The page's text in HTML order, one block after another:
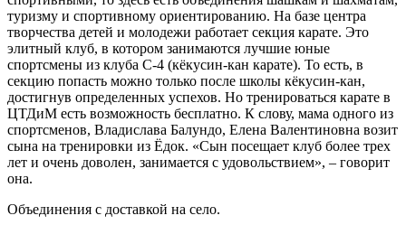
туризму и спортивному ориентированию. На базе центра
творчества детей и молодежи работает секция карате. Это
элитный клуб, в котором занимаются лучшие юные
спортсмены из клуба С-4 (кёкусин-кан карате). То есть, в
секцию попасть можно только после школы кёкусин-кан,
достигнув определенных успехов. Но тренироваться карате в
ЦТДиМ есть возможность бесплатно. К слову, мама одного из
спортсменов, Владислава Балундо, Елена Валентиновна возит
сына на тренировки из Ёдок. «Сын посещает клуб более трех
лет и очень доволен, занимается с удовольствием», – говорит
она.
Объединения с доставкой на село.